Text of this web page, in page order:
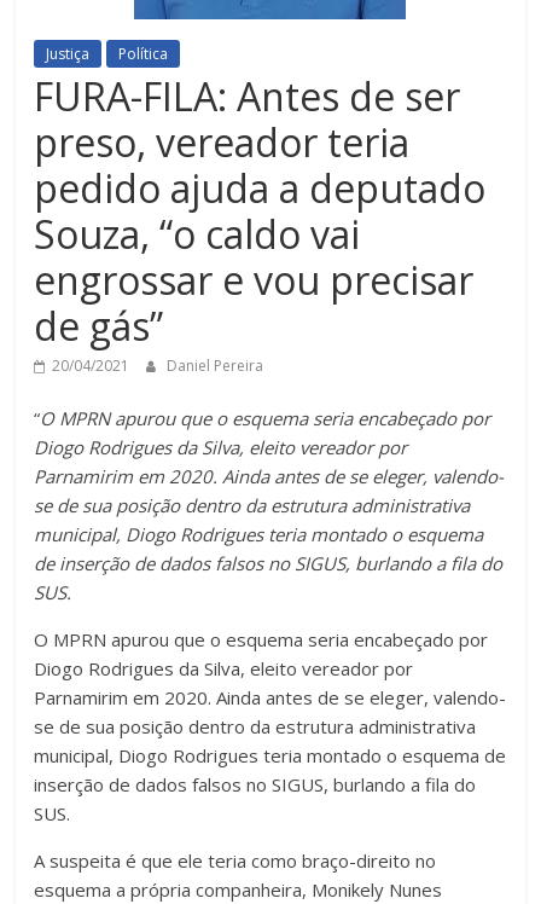
Justiça Política
FURA-FILA: Antes de ser
preso, vereador teria
pedido ajuda a deputado
Souza, “o caldo vai
engrossar e vou precisar
de gás”
20/04/2021 Daniel Pereira
“O MPRN apurou que o esquema seria encabeçado por
Diogo Rodrigues da Silva, eleito vereador por
Parnamirim em 2020. Ainda antes de se eleger, valendo-
se de sua posição dentro da estrutura administrativa
municipal, Diogo Rodrigues teria montado o esquema
de inserção de dados falsos no SIGUS, burlando a fila do
SUS.
O MPRN apurou que o esquema seria encabeçado por
Diogo Rodrigues da Silva, eleito vereador por
Parnamirim em 2020. Ainda antes de se eleger, valendo-
se de sua posição dentro da estrutura administrativa
municipal, Diogo Rodrigues teria montado o esquema de
inserção de dados falsos no SIGUS, burlando a fila do
SUS.
A suspeita é que ele teria como braço-direito no
esquema a própria companheira, Monikely Nunes